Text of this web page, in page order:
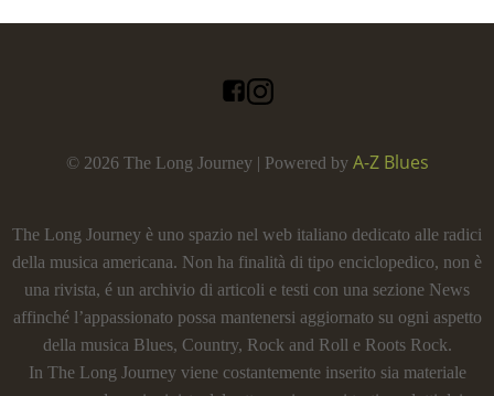
© 2026 The Long Journey | Powered by A-Z Blues
The Long Journey è uno spazio nel web italiano dedicato alle radici
della musica americana. Non ha finalità di tipo enciclopedico, non è
una rivista, é un archivio di articoli e testi con una sezione News
affinché l’appassionato possa mantenersi aggiornato su ogni aspetto
della musica Blues, Country, Rock and Roll e Roots Rock.
In The Long Journey viene costantemente inserito sia materiale